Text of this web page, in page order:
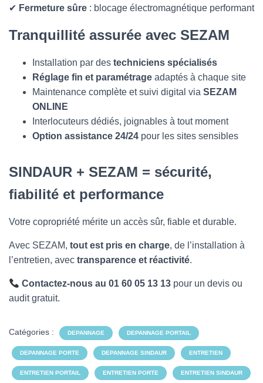
✔ Fermeture sûre : blocage électromagnétique performant
Tranquillité assurée avec SEZAM
Installation par des techniciens spécialisés
Réglage fin et paramétrage adaptés à chaque site
Maintenance complète et suivi digital via SEZAM
ONLINE
Interlocuteurs dédiés, joignables à tout moment
Option assistance 24/24 pour les sites sensibles
SINDAUR + SEZAM = sécurité,
fiabilité et performance
Votre copropriété mérite un accès sûr, fiable et durable.
Avec SEZAM, tout est pris en charge, de l’installation à
l’entretien, avec transparence et réactivité.
Contactez-nous au 01 60 05 13 13 pour un devis ou
audit gratuit.
Catégories : DEPANNAGE DEPANNAGE PORTAIL
DEPANNAGE PORTE DEPANNAGE SINDAUR ENTRETIEN
ENTRETIEN PORTAIL ENTRETIEN PORTE ENTRETIEN SINDAUR